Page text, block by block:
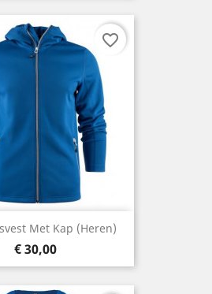
Met Kap (heren)
Prijs
€ 30,00
favorite_border